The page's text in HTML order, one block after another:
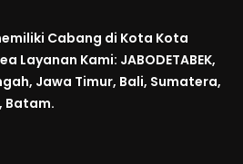
Cabang di Kota Kota
Layanan Kami: JABODETABEK,
Jawa Timur, Bali, Sumatera,
Batam.